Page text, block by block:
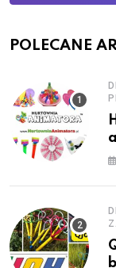
POLECANE